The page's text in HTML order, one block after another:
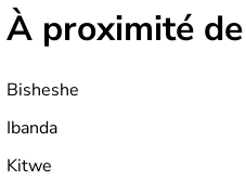
À proximité de
Bisheshe
Ibanda
Kitwe